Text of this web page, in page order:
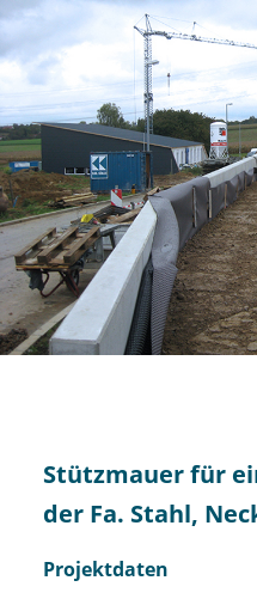
Stützmauer für
der Fa. Stahl,
Projektdaten